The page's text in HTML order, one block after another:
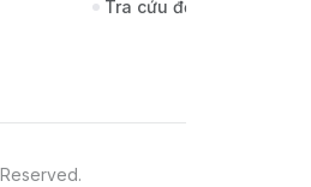
Tra cứu đơn hàng